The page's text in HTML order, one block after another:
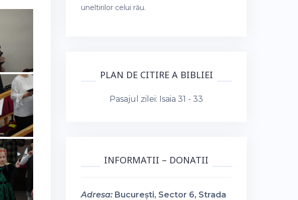
uneltirilor celui rău.
PLAN DE CITIRE A BIBLIEI
Pasajul zilei: Isaia 31 - 33
INFORMATII – DONATII
Adresa: București, Sector 6, Strada